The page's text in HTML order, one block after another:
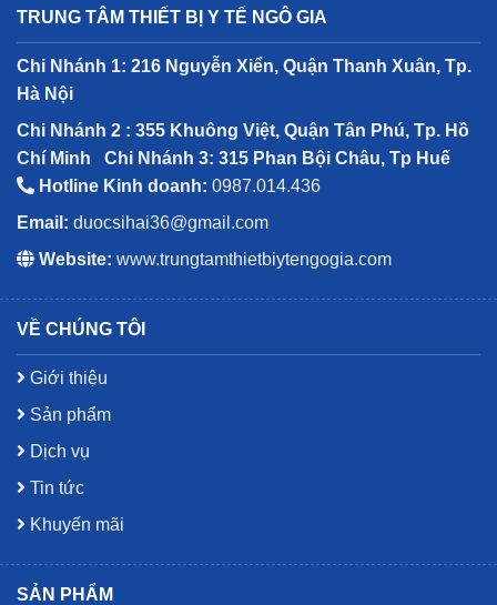
TRUNG TÂM THIẾT BỊ Y TẾ NGÔ GIA
Chi Nhánh 1: 216 Nguyễn Xiển, Quận Thanh Xuân, Tp.
Hà Nội
Chi Nhánh 2 : 355 Khuông Việt, Quận Tân Phú, Tp. Hồ
Chí Minh
Chi Nhánh 3: 315 Phan Bội Châu, Tp Huế
Hotline Kinh doanh: 0987.014.436
Email: duocsihai36@gmail.com
Website: www.trungtamthietbiytengogia.com
VỀ CHÚNG TÔI
Giới thiệu
Sản phẩm
Dịch vụ
Tin tức
Khuyến mãi
SẢN PHẨM